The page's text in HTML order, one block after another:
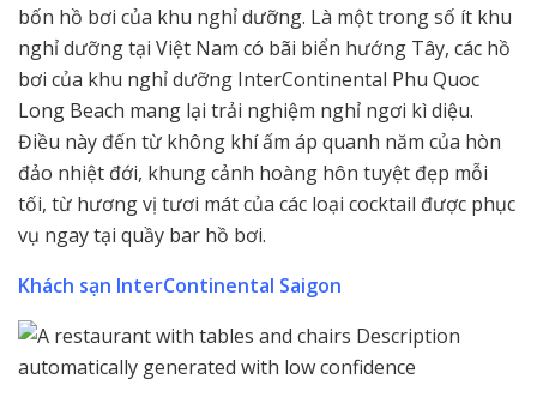
bốn hồ bơi của khu nghỉ dưỡng. Là một trong số ít khu
nghỉ dưỡng tại Việt Nam có bãi biển hướng Tây, các hồ
bơi của khu nghỉ dưỡng InterContinental Phu Quoc
Long Beach mang lại trải nghiệm nghỉ ngơi kì diệu.
Điều này đến từ không khí ấm áp quanh năm của hòn
đảo nhiệt đới, khung cảnh hoàng hôn tuyệt đẹp mỗi
tối, từ hương vị tươi mát của các loại cocktail được phục
vụ ngay tại quầy bar hồ bơi.
Khách sạn InterContinental Saigon